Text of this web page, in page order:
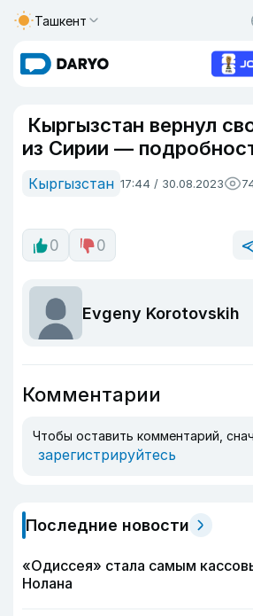
Ташкент
Кыргызстан вернул
из Сирии —
Кыргызстан 17:44 / 30.08.2023
0 0
Evgeny Korotovskih
Комментарии
Чтобы оставить комментарий,
зарегистрируйтесь
Последние новости
«Одиссея» стала самым
Нолана